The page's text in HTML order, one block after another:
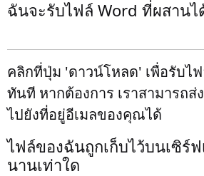
ฉันจะรับไฟล์ Word ที่ผสานไ
คลิกที่ปุ่ม 'ดาวน์โหลด' เพื่อรับไ
ทันที หากต้องการ เราสามารถส่
ไปยังที่อยู่อีเมลของคุณได้
ไฟล์ของฉันถูกเก็บไว้บนเซิร์
นานเท่าใด